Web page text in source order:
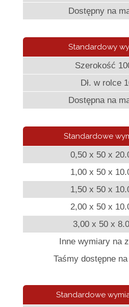
Dostępny na
Standardowy
Szerokość
Dł. w rolce
Dostępna na
Standardowe
0,50 x 50 x
1,00 x 50 x
1,50 x 50 x
2,00 x 50 x
3,00 x 50 x
Inne wymiary na
Taśmy dostępne
Standardowe